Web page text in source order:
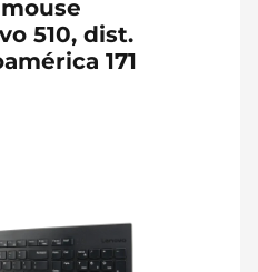
510, dist.
171